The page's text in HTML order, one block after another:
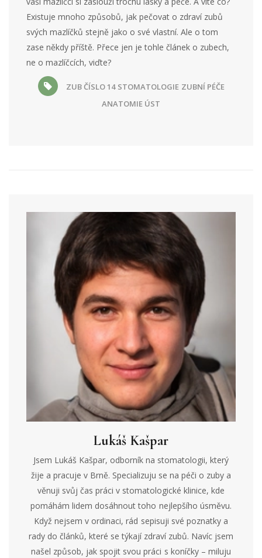
Existuje mnoho způsobů, jak pečovat o zdraví zubů
svých mazlíčků stejně jako o své vlastní. Ale o tom
zase někdy příště. Přece jen je tohle článek o zubech,
ne o mazlíčcích, viďte?
ZUB ČÍSLO 14 STOMATOLOGIE ZUBNÍ PÉČE
ANATOMIE ÚST
Lukáš Kašpar
Jsem Lukáš Kašpar, odborník na stomatologii, který
žije a pracuje v Brně. Specializuju se na péči o zuby a
věnuji svůj čas práci v stomatologické klinice, kde
pomáhám lidem dosáhnout toho nejlepšího úsměvu.
Když nejsem v ordinaci, rád sepisuji své poznatky a
rady do článků, které se týkají zdraví zubů. Navíc jsem
našel způsob, jak spojit svou práci s koníčky – miluju